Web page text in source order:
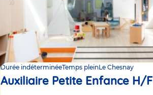
Durée indéterminéeTemps pleinLe Chesnay
Auxiliaire Petite Enfance H/F